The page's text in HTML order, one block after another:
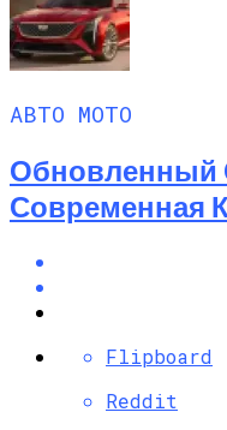
АВТО МОТО
Обновленный
Современная
Flipboard
Reddit